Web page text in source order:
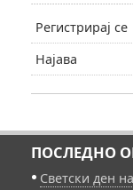
Регистрирај се
Најава
ПОСЛЕДНО
Светски ден